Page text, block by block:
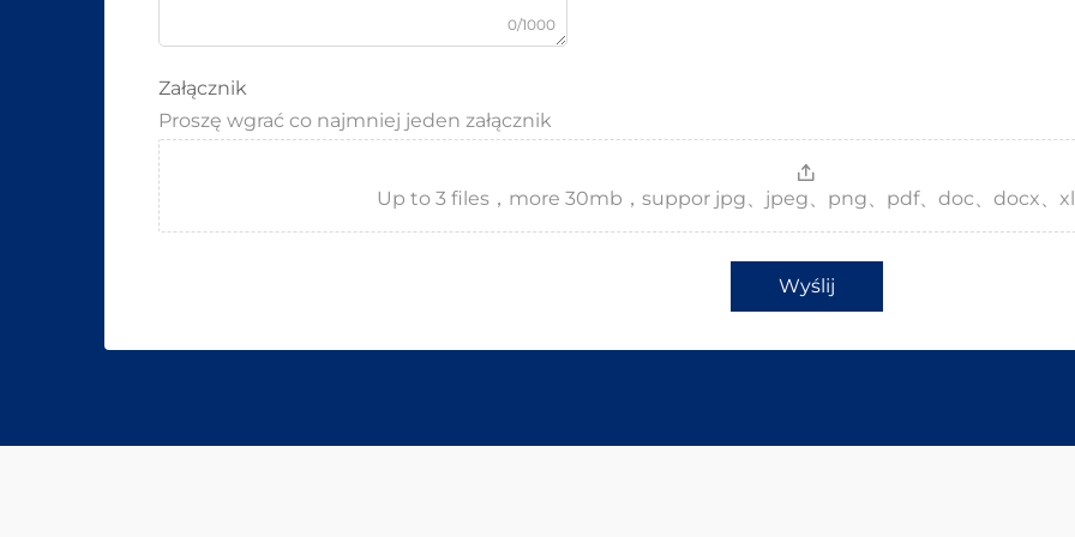
0/1000
Załącznik
Proszę wgrać co najmniej jeden załącznik
Up to 3 files，more 30mb，suppor jpg、jpeg、png、pdf、doc、docx、
Wyślij